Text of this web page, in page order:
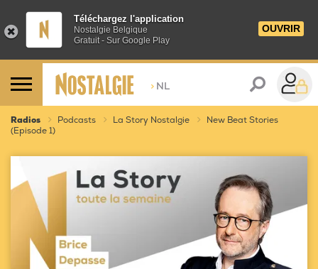
Téléchargez l'application
Nostalgie Belgique
Gratuit - Sur Google Play
OUVRIR
> NL
Radios Podcasts La Story Nostalgie
New Beat Stories
(Episode 1)